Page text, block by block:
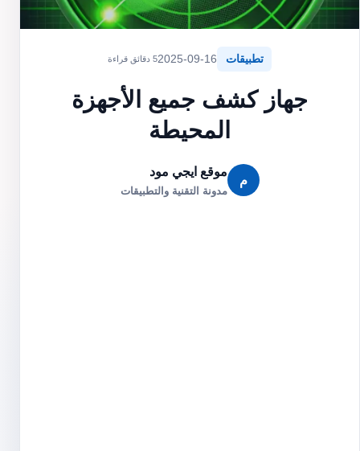
تطبيقات 2025-09-165 دقائق قراءة
جهاز كشف جميع الأجهزة
المحيطة
م
موقع ايجي مود
مدونة التقنية والتطبيقات